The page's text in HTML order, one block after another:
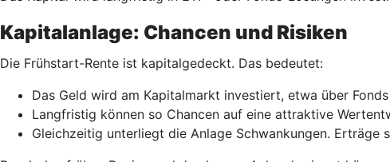
Kapitalanlage: Chancen und Risiken
Die Frühstart-Rente ist kapitalgedeckt. Das bedeutet:
Das Geld wird am Kapitalmarkt investiert, etwa über Fonds
Langfristig können so Chancen auf eine attraktive
Gleichzeitig unterliegt die Anlage Schwankungen. Erträge